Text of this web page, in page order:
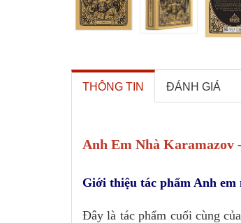
THÔNG TIN ĐÁNH GIÁ
Anh Em Nhà Karamazov
Giới thiệu tác phẩm Anh em
Đây là tác phẩm cuối cùng